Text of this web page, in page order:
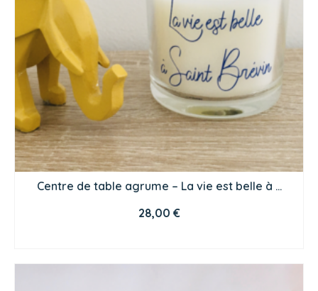
Centre de table agrume – La vie est belle à …
28,00 €